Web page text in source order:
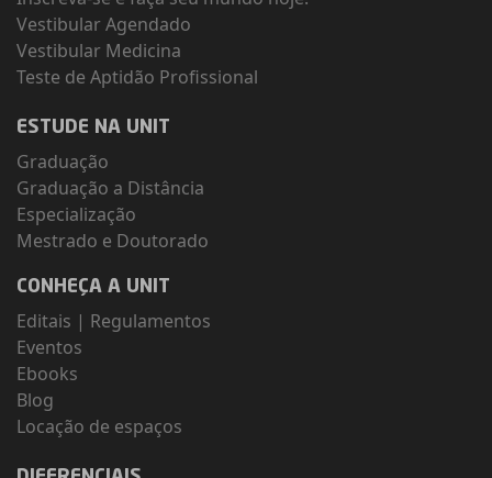
Vestibular Agendado
Vestibular Medicina
Teste de Aptidão Profissional
ESTUDE NA UNIT
Graduação
Graduação a Distância
Especialização
Mestrado e Doutorado
CONHEÇA A UNIT
Editais | Regulamentos
Eventos
Ebooks
Blog
Locação de espaços